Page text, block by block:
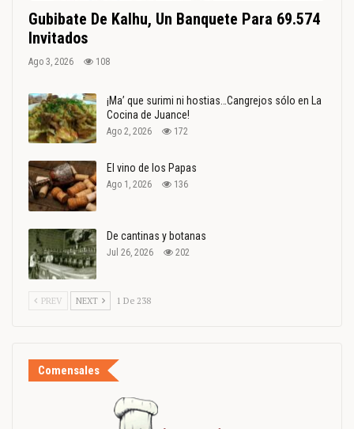
Gubibate De Kalhu, Un Banquete Para 69.574
Invitados
Ago 3, 2026 108
¡Ma’ que surimi ni hostias…Cangrejos sólo en La
Cocina de Juance!
Ago 2, 2026 172
El vino de los Papas
Ago 1, 2026 136
De cantinas y botanas
Jul 26, 2026 202
PREV NEXT 1 De 238
Comensales